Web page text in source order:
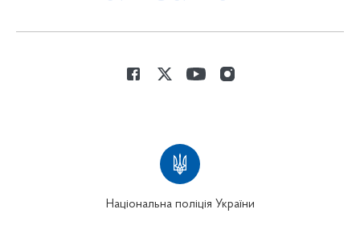
Національна поліція України